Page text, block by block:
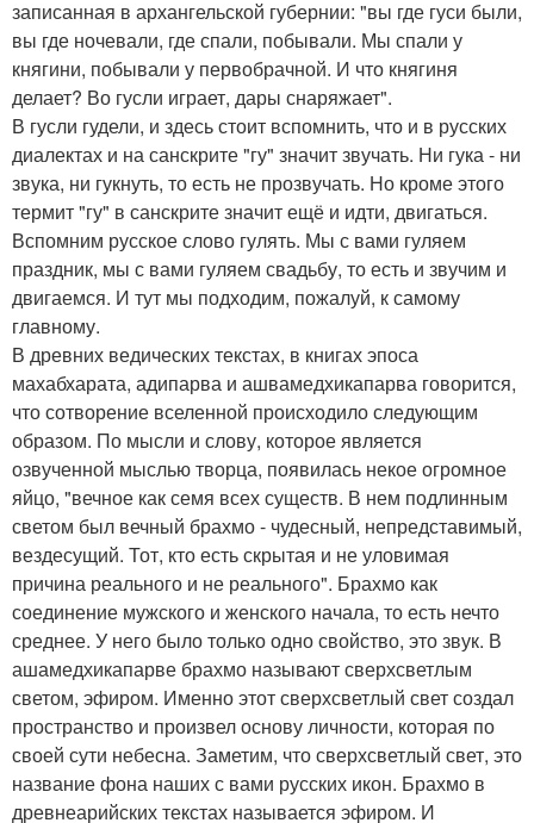
записанная в архангельской губернии: "вы где гуси были,
вы где ночевали, где спали, побывали. Мы спали у
княгини, побывали у первобрачной. И что княгиня
делает? Во гусли играет, дары снаряжает".
В гусли гудели, и здесь стоит вспомнить, что и в русских
диалектах и на санскрите "гу" значит звучать. Ни гука - ни
звука, ни гукнуть, то есть не прозвучать. Но кроме этого
термит "гу" в санскрите значит ещё и идти, двигаться.
Вспомним русское слово гулять. Мы с вами гуляем
праздник, мы с вами гуляем свадьбу, то есть и звучим и
двигаемся. И тут мы подходим, пожалуй, к самому
главному.
В древних ведических текстах, в книгах эпоса
махабхарата, адипарва и ашвамедхикапарва говорится,
что сотворение вселенной происходило следующим
образом. По мысли и слову, которое является
озвученной мыслью творца, появилась некое огромное
яйцо, "вечное как семя всех существ. В нем подлинным
светом был вечный брахмо - чудесный, непредставимый,
вездесущий. Тот, кто есть скрытая и не уловимая
причина реального и не реального". Брахмо как
соединение мужского и женского начала, то есть нечто
среднее. У него было только одно свойство, это звук. В
ашамедхикапарве брахмо называют сверхсветлым
светом, эфиром. Именно этот сверхсветлый свет создал
пространство и произвел основу личности, которая по
своей сути небесна. Заметим, что сверхсветлый свет, это
название фона наших с вами русских икон. Брахмо в
древнеарийских текстах называется эфиром. И